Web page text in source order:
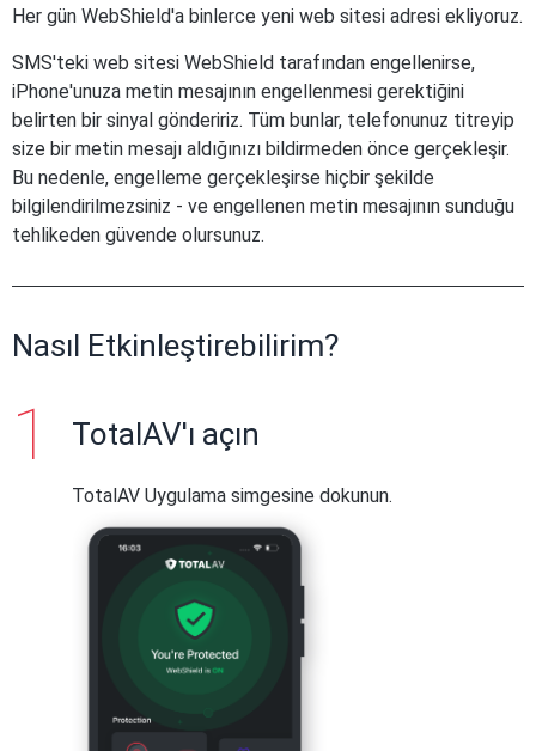
Her gün WebShield'a binlerce yeni web sitesi adresi ekliyoruz.
SMS'teki web sitesi WebShield tarafından engellenirse,
iPhone'unuza metin mesajının engellenmesi gerektiğini
belirten bir sinyal göndeririz. Tüm bunlar, telefonunuz titreyip
size bir metin mesajı aldığınızı bildirmeden önce gerçekleşir.
Bu nedenle, engelleme gerçekleşirse hiçbir şekilde
bilgilendirilmezsiniz - ve engellenen metin mesajının sunduğu
tehlikeden güvende olursunuz.
Nasıl Etkinleştirebilirim?
TotalAV'ı açın
TotalAV Uygulama simgesine dokunun.